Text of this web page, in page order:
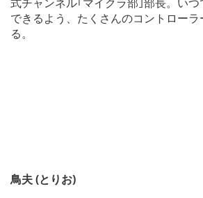
できるよう、たくさんのコントロー
る。
鳥夫 (とりお)